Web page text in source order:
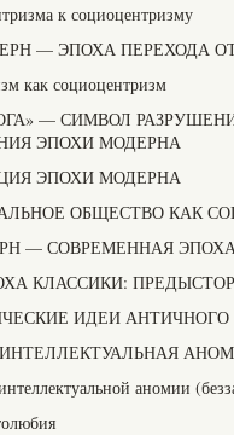
к социоцентризму
— ЭПОХА ПЕРЕХОДА
как социоцентризм
— СИМВОЛ
ЭПОХИ МОДЕРНА
ЭПОХИ МОДЕРНА
ОБЩЕСТВО КАК
— СОВРЕМЕННАЯ
КЛАССИКИ:
ИДЕИ
аномии